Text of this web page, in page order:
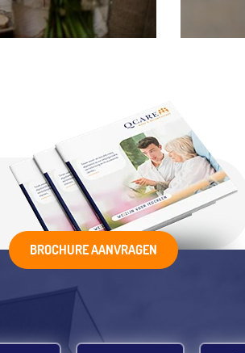
BROCHURE AANVRAGEN